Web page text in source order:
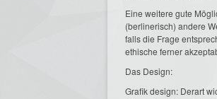
Eine weitere gute
(berlinerisch) andere
falls die Frage
ethische ferner
Das Design:
Grafik design: Derart